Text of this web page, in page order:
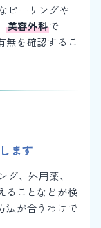
ピーリングや
美容外科で
無を確認するこ
ます
グ、外用薬、
ることなどが検
法が合うわけで